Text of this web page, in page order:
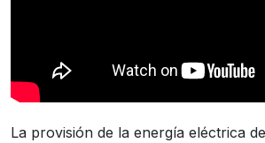
La provisión de la energía eléctrica